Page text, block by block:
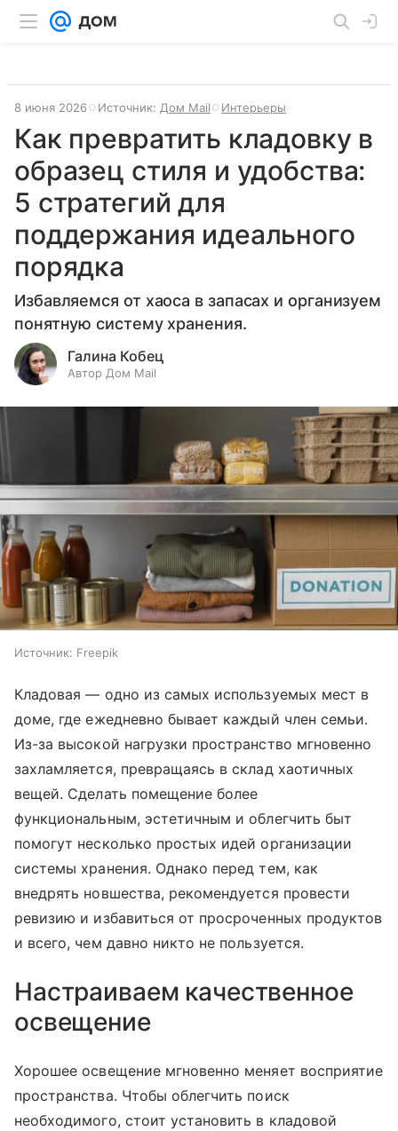
8 июня 2026 Источник: Дом Mail Интерьеры
Как превратить кладовку в
образец стиля и удобства:
5 стратегий для
поддержания идеального
порядка
Избавляемся от хаоса в запасах и организуем
понятную систему хранения.
Галина Кобец
Автор Дом Mail
Источник: Freepik
Кладовая — одно из самых используемых мест в
доме, где ежедневно бывает каждый член семьи.
Из-за высокой нагрузки пространство мгновенно
захламляется, превращаясь в склад хаотичных
вещей. Сделать помещение более
функциональным, эстетичным и облегчить быт
помогут несколько простых идей организации
системы хранения. Однако перед тем, как
внедрять новшества, рекомендуется провести
ревизию и избавиться от просроченных продуктов
и всего, чем давно никто не пользуется.
Настраиваем качественное
освещение
Хорошее освещение мгновенно меняет восприятие
пространства. Чтобы облегчить поиск
необходимого, стоит установить в кладовой